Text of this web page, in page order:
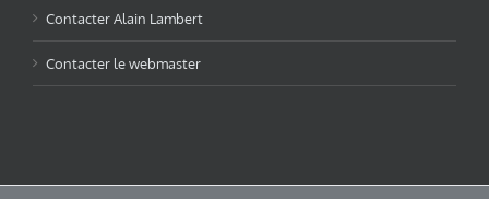
Contacter Alain Lambert
Contacter le webmaster